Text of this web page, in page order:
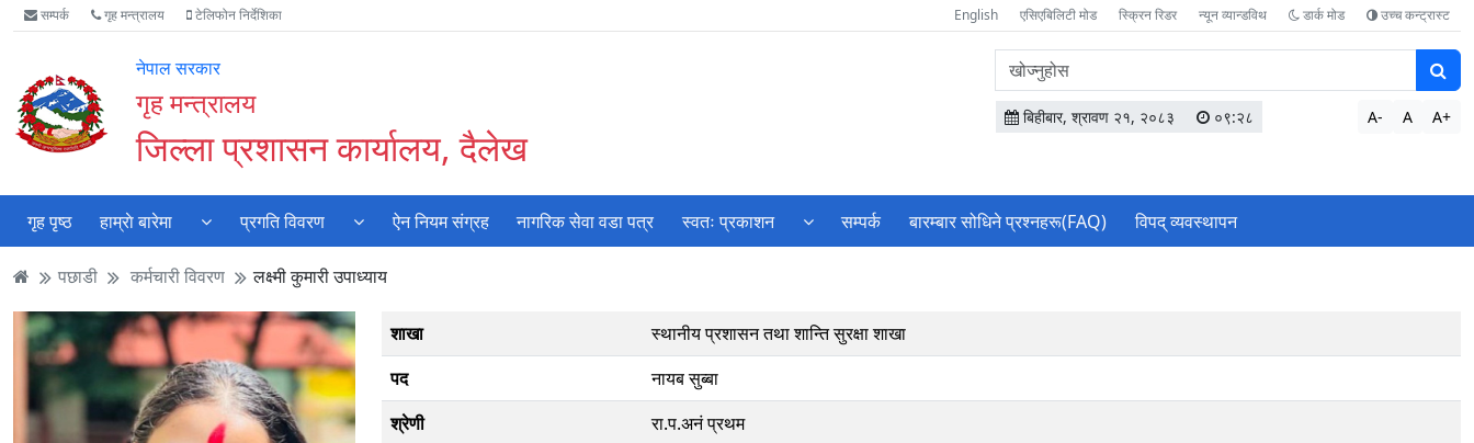
Accessibility
Mode
गर्नुहोस्
मुख्य
सामाग्री
मुख्य
नेभिगेसन
वेबसाइट
खोजमा
सम्पर्क गृह मन्त्रालय टेलिफोन निर्देशिका English एसिएबिलिटी मोड स्क्रिन रिडर न्यून व्यान्डविथ डार्क मोड उच्च कन्ट्रास्ट
नेपाल सरकार
गृह मन्त्रालय
जिल्ला प्रशासन कार्यालय, दैलेख
वेबसाइटमा
सामग्री
खोज्नुहोस
बिहीबार, श्रावण २१, २०८३ ०९:२८ A- A A+
गृह पृष्ठ हाम्राे बारेमा प्रगति विवरण ऐन नियम संग्रह नागरिक सेवा वडा पत्र स्वतः प्रकाशन सम्पर्क बारम्बार सोधिने प्रश्नहरू(FAQ) विपद् व्यवस्थापन
पछाडी कर्मचारी विवरण लक्ष्मी कुमारी उपाध्याय
शाखा
स्थानीय प्रशासन तथा शान्ति सुरक्षा शाखा
पद
नायब सुब्बा
श्रेणी
रा.प.अनं प्रथम